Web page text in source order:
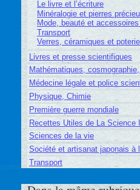
Le livre et l’écriture
Minéralogie et pierres
Mode, beauté et
Transport
Verres, céramiques et
Livres et presse scientifiques
Mathématiques,
Médecine légale et police
Physique, Chimie
Première guerre mondiale
Recettes Utiles de La Science
Sciences de la vie
Société et artisanat japonais à
Transport